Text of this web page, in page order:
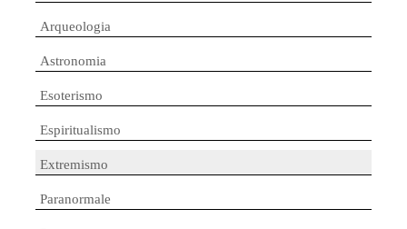
Arqueologia
Astronomia
Esoterismo
Espiritualismo
Extremismo
Paranormale